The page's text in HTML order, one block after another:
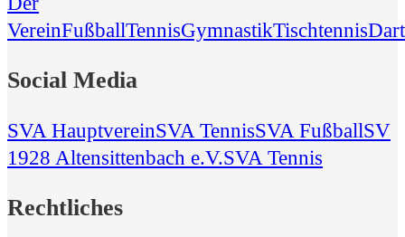
VereinFußballTennisGymnastikTischtennis
Social Media
SVA HauptvereinSVA TennisSVA FußballSV
1928 Altensittenbach e.V.SVA Tennis
Rechtliches